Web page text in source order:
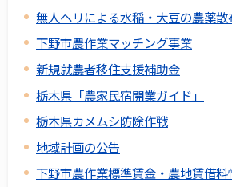
無人ヘリによる水稲・大豆の農薬
下野市農作業マッチング事業
新規就農者移住支援補助金
栃木県「農家民宿開業ガイド」
栃木県カメムシ防除作戦
地域計画の公告
下野市農作業標準賃金・農地賃借料